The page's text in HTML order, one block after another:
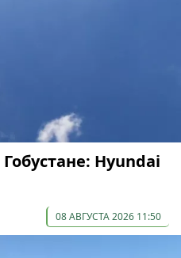
Hyundai
08 АВГУСТА 2026 11:50